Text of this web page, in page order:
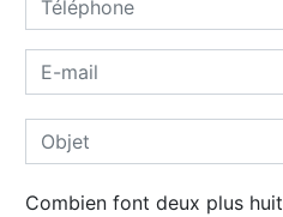
Combien font deux plus huit